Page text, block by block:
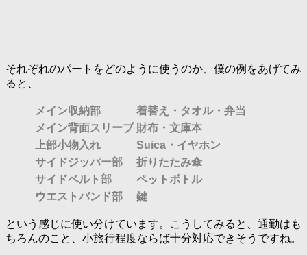
それぞれのパートをどのように使うのか、僕の例をあげてみ
ると、
メイン収納部
着替え・タオル・弁当
メイン背面スリーブ 財布・文庫本
上部小物入れ
Suica・イヤホン
サイドジッパー部
折りたたみ傘
サイドベルト部
ペットボトル
ウエストバンド部
鍵
という感じに使い分けています。こうしてみると、通勤はも
ちろんのこと、小旅行程度ならば十分対応できそうですね。